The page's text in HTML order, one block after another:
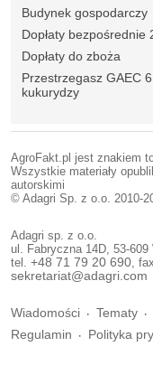
Budynek gospodarczy
Dopłaty bezpośrednie
Dopłaty do zboża
Przestrzegasz GAEC
kukurydzy
AgroFakt.pl jest znakiem
Wszystkie materiały
autorskimi
© Adagri Sp. z o.o. 2010-
Adagri sp. z o.o.
ul. Fabryczna 14D, 53-609
tel. +48 71 79 20 690 ,
sekretariat@adagri.com
Wiadomości Tematy
Regulamin
Polityka